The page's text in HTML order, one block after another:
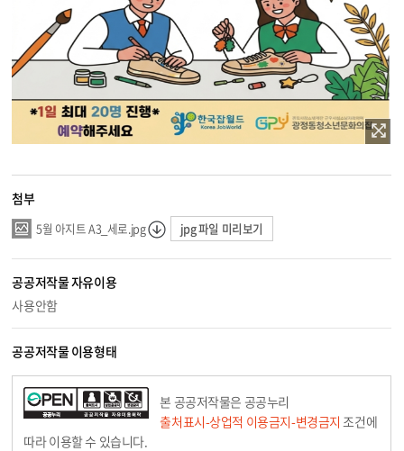
첨부
5월 아지트 A3_세로.jpg jpg 파일 미리보기
공공저작물 자유이용
사용안함
공공저작물 이용형태
본 공공저작물은 공공누리
출처표시-상업적 이용금지-변경금지 조건에
따라 이용할 수 있습니다.